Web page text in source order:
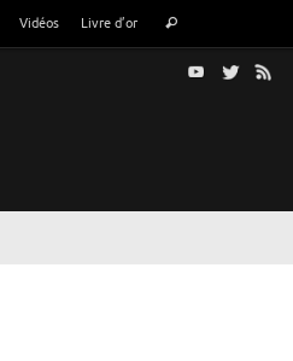
Vidéos Livre d’or
:
Rechercher